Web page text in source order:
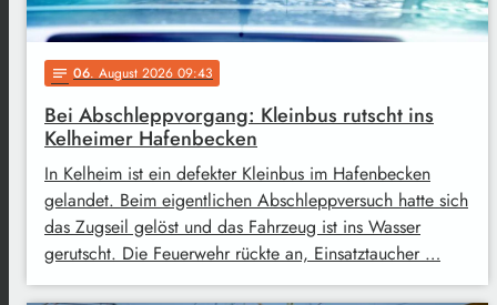
notes 06. August 2026 09:43
Bei Abschleppvorgang: Kleinbus rutscht ins
Kelheimer Hafenbecken
In Kelheim ist ein defekter Kleinbus im Hafenbecken
gelandet. Beim eigentlichen Abschleppversuch hatte sich
das Zugseil gelöst und das Fahrzeug ist ins Wasser
gerutscht. Die Feuerwehr rückte an, Einsatztaucher …